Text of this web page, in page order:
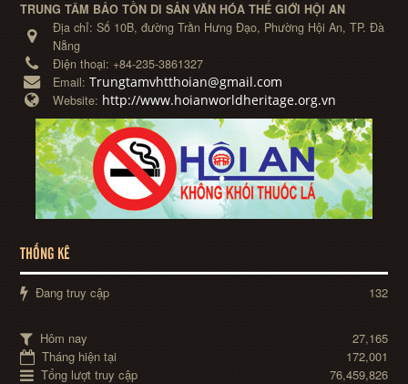
TRUNG TÂM BẢO TỒN DI SẢN VĂN HÓA THẾ GIỚI HỘI AN
Địa chỉ:Số 10B, đường Trần Hưng Đạo, Phường Hội An, TP. Đà
Nẵng
Điện thoại: +84-235-3861327
Email:Trungtamvhtthoian@gmail.com
Website: http://www.hoianworldheritage.org.vn
THỐNG KÊ
Đang truy cập 132
Hôm nay
27,165
Tháng hiện tại
172,001
Tổng lượt truy cập
76,459,826